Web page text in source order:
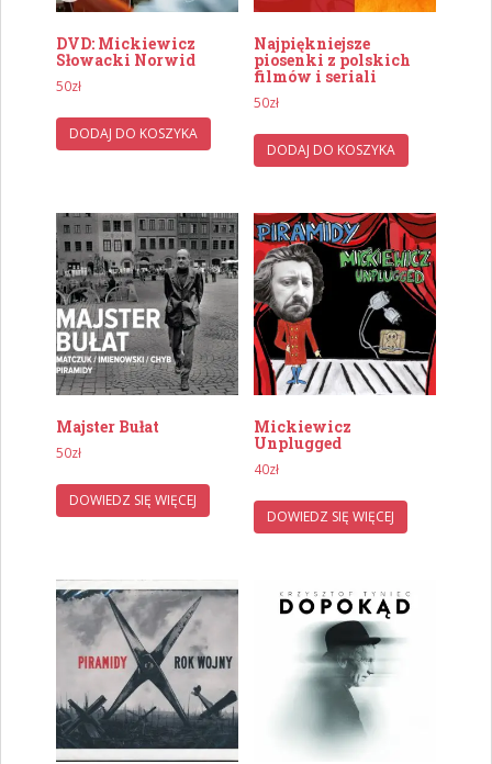
DVD: Mickiewicz
Słowacki Norwid
50zł
DODAJ DO KOSZYKA
Najpiękniejsze
piosenki z polskich
filmów i seriali
50zł
DODAJ DO KOSZYKA
Majster Bułat
50zł
DOWIEDZ SIĘ WIĘCEJ
Mickiewicz
Unplugged
40zł
DOWIEDZ SIĘ WIĘCEJ